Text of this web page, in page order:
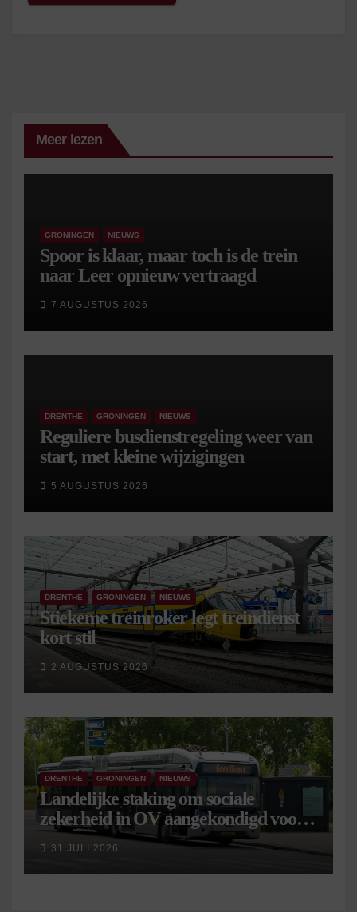
Meer lezen
GRONINGEN NIEUWS
Spoor is klaar, maar toch is de trein
naar Leer opnieuw vertraagd
7 AUGUSTUS 2026
DRENTHE GRONINGEN NIEUWS
Reguliere busdienstregeling weer van
start, met kleine wijzigingen
5 AUGUSTUS 2026
DRENTHE GRONINGEN NIEUWS
Stiekeme treinroker legt treindienst
kort stil
2 AUGUSTUS 2026
DRENTHE GRONINGEN NIEUWS
Landelijke staking om sociale
zekerheid in OV aangekondigd voor 9
september
31 JULI 2026